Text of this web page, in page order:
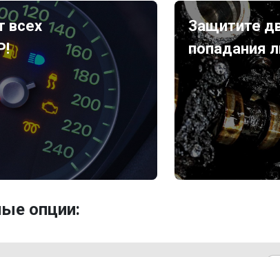
всех
Защитите
попадания
опции: